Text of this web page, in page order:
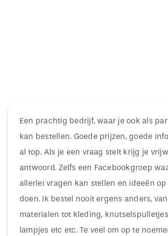
Een prachtig bedrijf, waar je ook als
kan bestellen. Goede prijzen, goede
al top. Als je een vraag stelt krijg je
antwoord. Zelfs een Facebookgroep
allerlei vragen kan stellen en ideeën op
doen. Ik bestel nooit ergens anders,
materialen tot kleding,
lampjes etc etc. Te veel om op te